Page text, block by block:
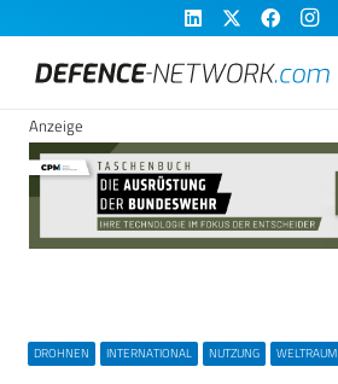
Anzeige
DROHNEN INTERNATIONAL NUTZUNG WELTRAUM